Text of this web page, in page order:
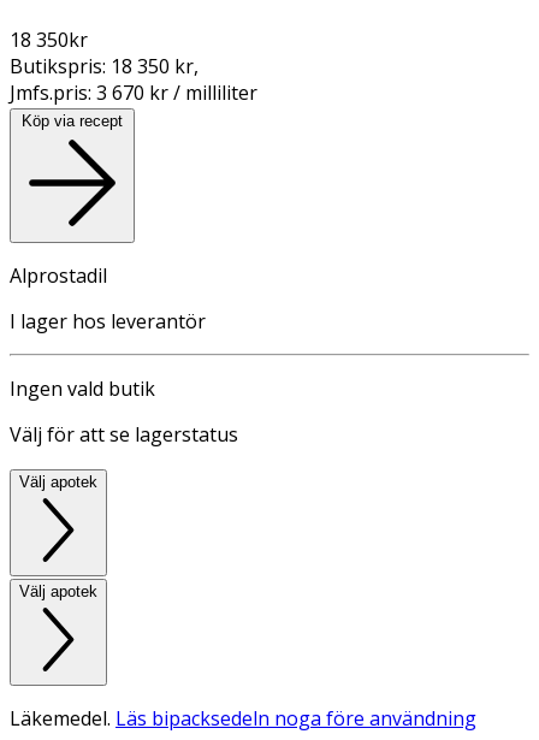
18 350kr
Butikspris: 18 350 kr,
Jmfs.pris: 3 670 kr / milliliter
Köp via recept
Alprostadil
I lager hos leverantör
Ingen vald butik
Välj för att se lagerstatus
Välj apotek
Välj apotek
Läkemedel. Läs bipacksedeln noga före användning